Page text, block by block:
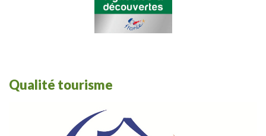
Qualité tourisme